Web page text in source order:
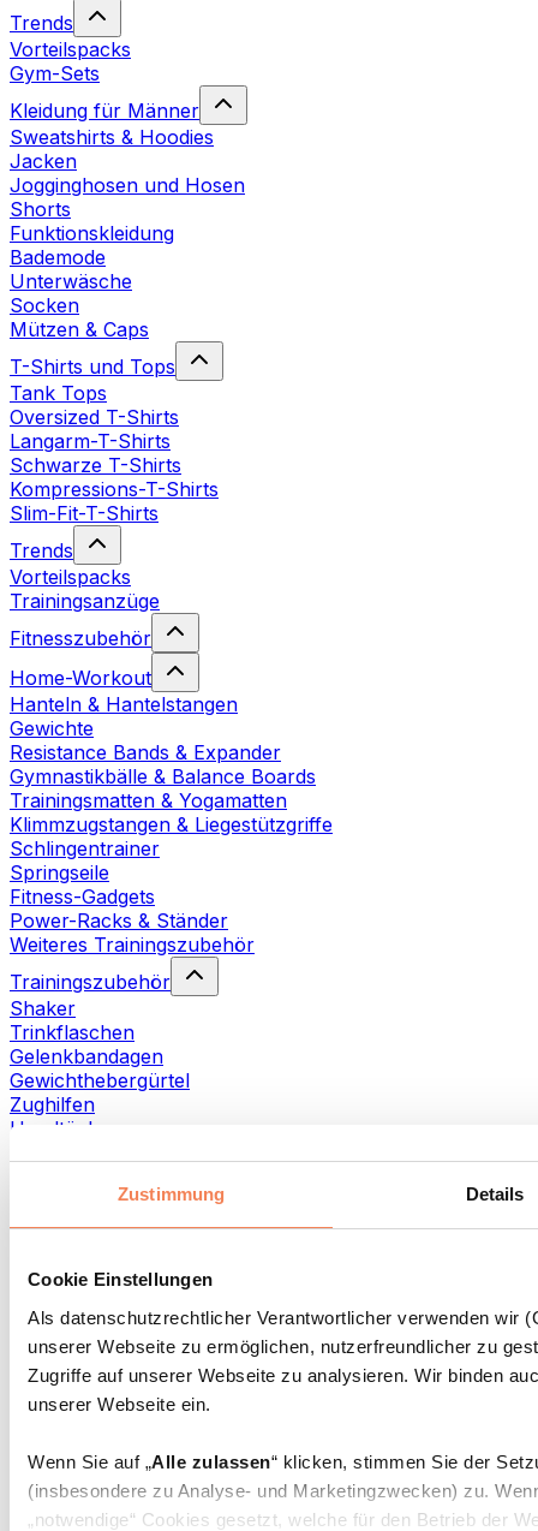
Zustimmung Details
Cookie Einstellungen
Als datenschutzrechtlicher Verantwortlicher verwenden wir
unserer Webseite zu ermöglichen, nutzerfreundlicher zu
Zugriffe auf unserer Webseite zu analysieren. Wir binden
unserer Webseite ein.
Wenn Sie auf „Alle zulassen“ klicken, stimmen Sie der
(insbesondere zu Analyse- und Marketingzwecken) zu.
„notwendige“ Cookies gesetzt, welche für den Betrieb der
Trends
Vorteilspacks
Gym-Sets
Kleidung für Männer
Sweatshirts & Hoodies
Jacken
Jogginghosen und Hosen
Shorts
Funktionskleidung
Bademode
Unterwäsche
Socken
Mützen & Caps
T-Shirts und Tops
Tank Tops
Oversized T-Shirts
Langarm-T-Shirts
Schwarze T-Shirts
Kompressions-T-Shirts
Slim-Fit-T-Shirts
Trends
Vorteilspacks
Trainingsanzüge
Fitnesszubehör
Home-Workout
Hanteln & Hantelstangen
Gewichte
Resistance Bands & Expander
Gymnastikbälle & Balance Boards
Trainingsmatten & Yogamatten
Klimmzugstangen & Liegestützgriffe
Schlingentrainer
Springseile
Fitness-Gadgets
Power-Racks & Ständer
Weiteres Trainingszubehör
Trainingszubehör
Shaker
Trinkflaschen
Gelenkbandagen
Gewichthebergürtel
Zughilfen
Handtücher
Faszien- und Massagerollen
Weitere Rehabilitationshilfen
Taschen & Rucksäcke
Essenstaschen und Meal-Prep-Zubehör
Sporttaschen
Zubehör nach Aktivität
Laufen
Kampfsport